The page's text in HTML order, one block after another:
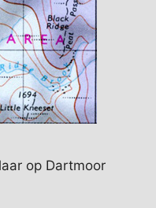
op Dartmoor